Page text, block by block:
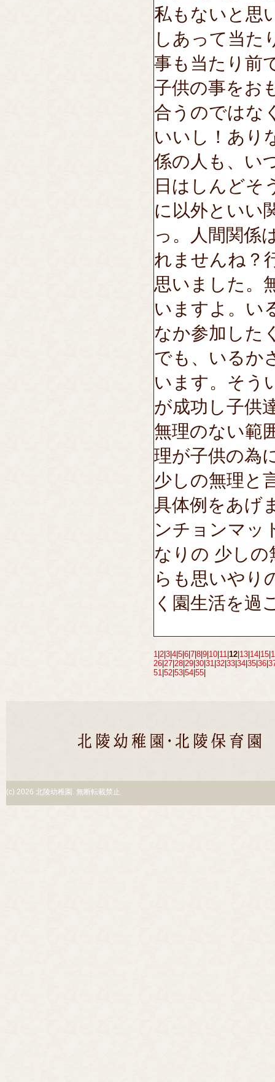
私もないと思
しあって当た
事も当たり前
子供の事をお
合うのではな
いいし！あり
係の人も、い
日はしんどそ
に以外といい
っ。人間関係
れませんね？
思いました。
いますよ。い
なか参加した
でも、いるか
います。そう
が成功し子供
無理のない範
理が子供の為
少しの無理と
具体例をあげ
ンチョンマッ
なりの 少し
らも思いやり
く園生活を過
1 2 3 4 5 6 7 8 9 10 11 12 13 14 15
26 27 28 29 30 31 32 33 34 35 36
51 52 53 54 55
(c) 2026 北陵幼稚園. 無断転載禁止